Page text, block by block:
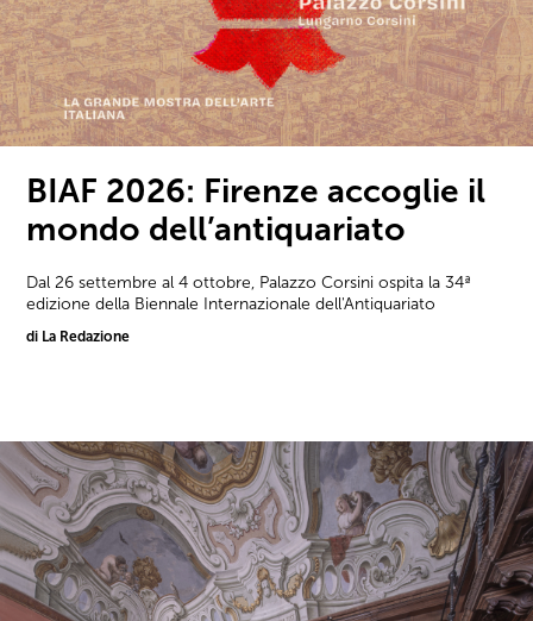
BIAF 2026: Firenze accoglie il
mondo dell’antiquariato
Dal 26 settembre al 4 ottobre, Palazzo Corsini ospita la 34ª
edizione della Biennale Internazionale dell'Antiquariato
di La Redazione